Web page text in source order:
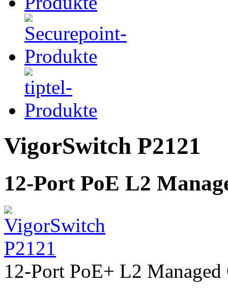
VigorSwitch P2121
12-Port PoE L2
12-Port PoE+ L2